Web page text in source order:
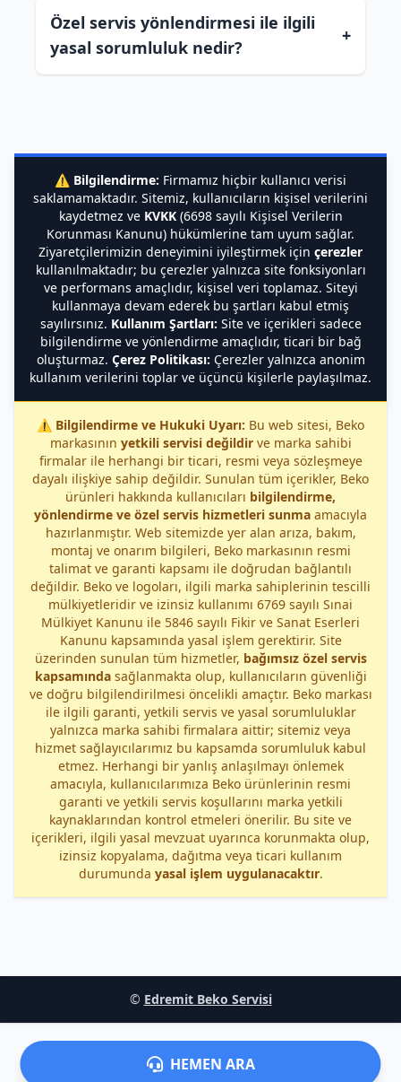
Özel servis yönlendirmesi ile ilgili
yasal sorumluluk nedir?
+
⚠️ Bilgilendirme: Firmamız hiçbir kullanıcı verisi
saklamamaktadır. Sitemiz, kullanıcıların kişisel verilerini
kaydetmez ve KVKK(6698 sayılı Kişisel Verilerin
Korunması Kanunu) hükümlerine tam uyum sağlar.
Ziyaretçilerimizin deneyimini iyileştirmek için çerezler
kullanılmaktadır; bu çerezler yalnızca site fonksiyonları
ve performans amaçlıdır, kişisel veri toplamaz. Siteyi
kullanmaya devam ederek bu şartları kabul etmiş
sayılırsınız. Kullanım Şartları: Site ve içerikleri sadece
bilgilendirme ve yönlendirme amaçlıdır, ticari bir bağ
oluşturmaz. Çerez Politikası: Çerezler yalnızca anonim
kullanım verilerini toplar ve üçüncü kişilerle paylaşılmaz.
⚠️ Bilgilendirme ve Hukuki Uyarı: Bu web sitesi, Beko
markasının yetkili servisi değildirve marka sahibi
firmalar ile herhangi bir ticari, resmi veya sözleşmeye
dayalı ilişkiye sahip değildir. Sunulan tüm içerikler, Beko
ürünleri hakkında kullanıcıları bilgilendirme,
yönlendirme ve özel servis hizmetleri sunma amacıyla
hazırlanmıştır. Web sitemizde yer alan arıza, bakım,
montaj ve onarım bilgileri, Beko markasının resmi
talimat ve garanti kapsamı ile doğrudan bağlantılı
değildir. Beko ve logoları, ilgili marka sahiplerinin tescilli
mülkiyetleridir ve izinsiz kullanımı 6769 sayılı Sınai
Mülkiyet Kanunu ile 5846 sayılı Fikir ve Sanat Eserleri
Kanunu kapsamında yasal işlem gerektirir. Site
üzerinden sunulan tüm hizmetler, bağımsız özel servis
kapsamındasağlanmakta olup, kullanıcıların güvenliği
ve doğru bilgilendirilmesi öncelikli amaçtır. Beko markası
ile ilgili garanti, yetkili servis ve yasal sorumluluklar
yalnızca marka sahibi firmalara aittir; sitemiz veya
hizmet sağlayıcılarımız bu kapsamda sorumluluk kabul
etmez. Herhangi bir yanlış anlaşılmayı önlemek
amacıyla, kullanıcılarımıza Beko ürünlerinin resmi
garanti ve yetkili servis koşullarını marka yetkili
kaynaklarından kontrol etmeleri önerilir. Bu site ve
içerikleri, ilgili yasal mevzuat uyarınca korunmakta olup,
izinsiz kopyalama, dağıtma veya ticari kullanım
durumunda yasal işlem uygulanacaktır.
© Edremit Beko Servisi
HEMEN ARA